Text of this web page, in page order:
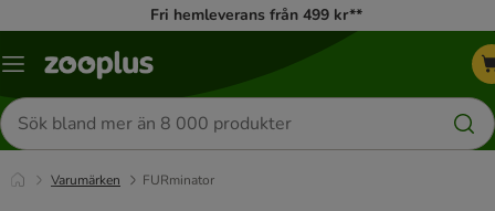
Fri hemleverans från 499 kr**
Katalogmeny
Sök
efter
produkter
Varumärken FURminator